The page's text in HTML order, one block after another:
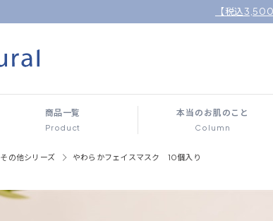
【税込
商品一覧
Product
本当のお肌のこと
Column
その他シリーズ やわらかフェイスマスク 10個入り